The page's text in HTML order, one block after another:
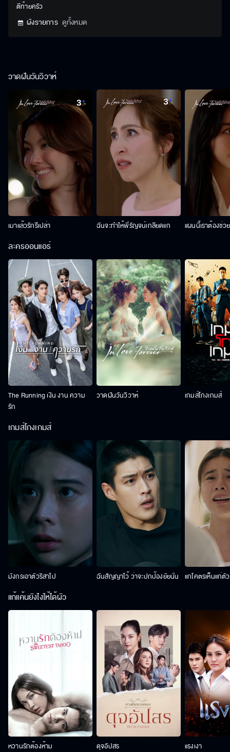
ตีท้ายครัว
ผังรายการ ดูทั้งหมด
วาดฝันวันวิวาห์
เมาแล้วรักรึเปล่า ฉันจะทำให้พี่รัญจน์เกลียดแก แผนนี้เราต้องช่ว
ละครออนแอร์
The Running เงิน งาน ความ
รัก
วาดฝันวันวิวาห์ เกมส์โกงเกมส์
เกมส์โกงเกมส์
มังกรเอาตัวริสาไป ฉันสัญญาไว้ ว่าจะปกป้องยัยนั่น แกโคตรเห็นแก่ตั
แก้แค้นยังไงให้ได้ผัว
หวานรักต้องห้าม ดุจอัปสร แรงเงา